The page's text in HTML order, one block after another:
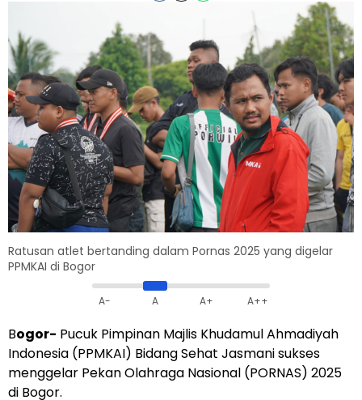
Ratusan atlet bertanding dalam Pornas 2025 yang digelar
PPMKAI di Bogor
A- A A+ A++
Bogor- Pucuk Pimpinan Majlis Khudamul Ahmadiyah
Indonesia (PPMKAI) Bidang Sehat Jasmani sukses
menggelar Pekan Olahraga Nasional (PORNAS) 2025
di Bogor.